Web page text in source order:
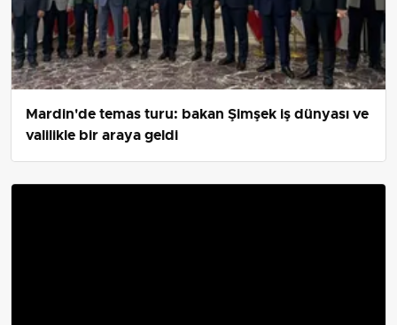
Mardin'de temas turu: bakan Şimşek iş dünyası ve
valilikle bir araya geldi